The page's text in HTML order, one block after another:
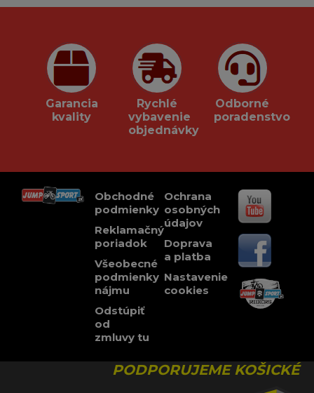
Garancia
kvality
Rychlé
vybavenie
objednávky
Odborné
poradenstvo
Obchodné
podmienky
Reklamačný
poriadok
Všeobecné
podmienky
nájmu
Odstúpiť
od
zmluvy tu
Ochrana
osobných
údajov
Doprava
a platba
Nastavenie
cookies
PODPORUJEME KOŠICKÉ